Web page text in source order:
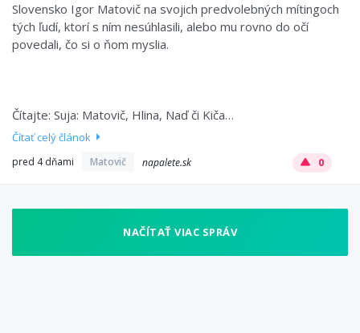
Slovensko Igor Matovič na svojich predvolebných mítingoch
tých ľudí, ktorí s ním nesúhlasili, alebo mu rovno do očí
povedali, čo si o ňom myslia.
Čítajte: Suja: Matovič, Hlina, Naď či Kiča…
Čítať celý článok
pred 4 dňami Matovič napalete.sk 0
NAČÍTAŤ VIAC SPRÁV